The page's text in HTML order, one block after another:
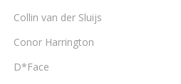
Collin van der Sluijs
Conor Harrington
D*Face